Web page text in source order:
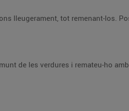
lleugerament, tot remenant-los.
de les verdures i remateu-ho